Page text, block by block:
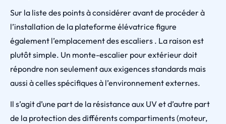
Sur la liste des points à considérer avant de procéder à
l’installation de la plateforme élévatrice figure
également l’emplacement des escaliers . La raison est
plutôt simple. Un monte-escalier pour extérieur doit
répondre non seulement aux exigences standards mais
aussi à celles spécifiques à l’environnement externes.
Il s’agit d’une part de la résistance aux UV et d’autre part
de la protection des différents compartiments (moteur,